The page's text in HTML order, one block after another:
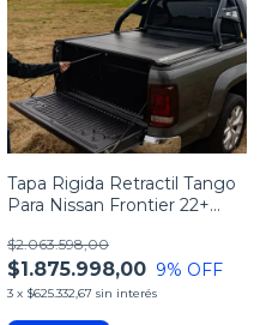
1/5
Tapa Rigida Retractil Tango
Para Nissan Frontier 22+
$1.875.998,00
$2.063.598,00
9% OFF
3 x $625.332,67 sin interés